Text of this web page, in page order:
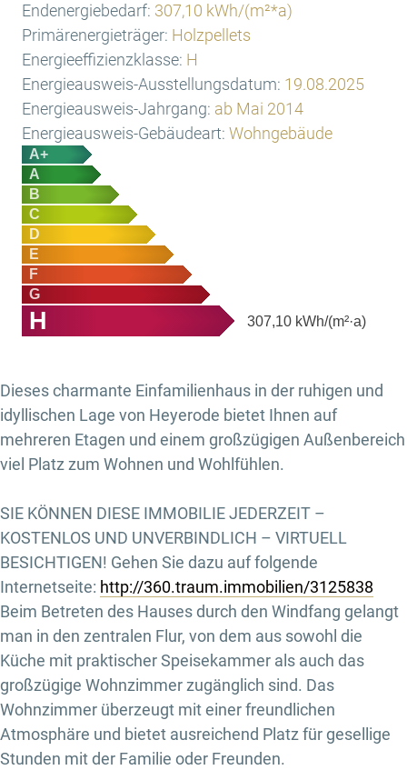
Endenergiebedarf: 307,10 kWh/(m²*a)
Primärenergieträger: Holzpellets
Energieeffizienzklasse: H
Energieausweis-Ausstellungsdatum: 19.08.2025
Energieausweis-Jahrgang: ab Mai 2014
Energieausweis-Gebäudeart: Wohngebäude
A+
A
B
C
D
E
F
G
H 307,10 kWh/(m²·a)
Dieses charmante Einfamilienhaus in der ruhigen und
idyllischen Lage von Heyerode bietet Ihnen auf
mehreren Etagen und einem großzügigen Außenbereich
viel Platz zum Wohnen und Wohlfühlen.
SIE KÖNNEN DIESE IMMOBILIE JEDERZEIT –
KOSTENLOS UND UNVERBINDLICH – VIRTUELL
BESICHTIGEN! Gehen Sie dazu auf folgende
Internetseite: http://360.traum.immobilien/3125838
Beim Betreten des Hauses durch den Windfang gelangt
man in den zentralen Flur, von dem aus sowohl die
Küche mit praktischer Speisekammer als auch das
großzügige Wohnzimmer zugänglich sind. Das
Wohnzimmer überzeugt mit einer freundlichen
Atmosphäre und bietet ausreichend Platz für gesellige
Stunden mit der Familie oder Freunden.